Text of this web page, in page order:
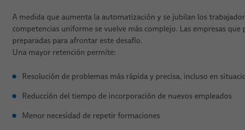
A medida que aumenta la automatización y se jubilan los
competencias uniforme se vuelve más complejo. Las empresas
preparadas para afrontar este desafío.
Una mayor retención permite:
Resolución de problemas más rápida y precisa, incluso en
Reducción del tiempo de incorporación de nuevos empleados
Menor necesidad de repetir formaciones